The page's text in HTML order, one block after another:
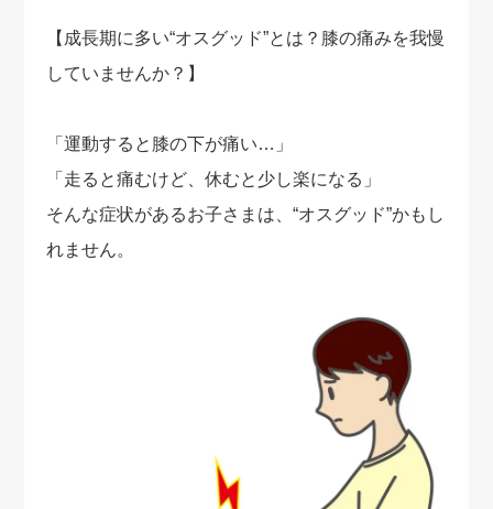
【成長期に多い“オスグッド”とは？膝の痛みを我慢
していませんか？】
「運動すると膝の下が痛い…」
「走ると痛むけど、休むと少し楽になる」
そんな症状があるお子さまは、“オスグッド”かもし
れません。